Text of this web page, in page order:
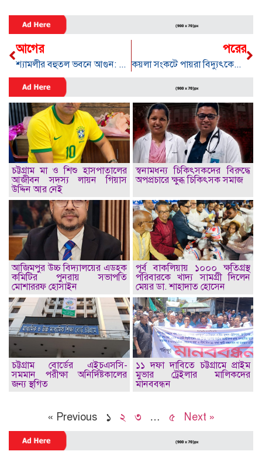
আগের
শ্যামলীর বহুতল ভবনে আগুন: নিয়ন্ত্রণে ১৩ ইউনিট
পরের
কয়লা সংকটে পায়রা বিদ্যুৎকেন্দ্রের উৎপাদন বন্ধ
চট্টগ্রাম মা ও শিশু হাসপাতালের
আজীবন সদস্য লায়ন গিয়াস
উদ্দিন আর নেই
স্বনামধন্য চিকিৎসকদের বিরুদ্ধে
অপপ্রচারে ক্ষুব্ধ চিকিৎসক সমাজ
আজিমপুর উচ্চ বিদ্যালয়ের এডহক
কমিটির পুনরায় সভাপতি
মোশাররফ হোসাইন
পূর্ব বাকলিয়ায় ১০০০ ক্ষতিগ্রস্থ
পরিবারকে খাদ্য সামগ্রী দিলেন
মেয়র ডা. শাহাদাত হোসেন
চট্টগ্রাম বোর্ডের এইচএসসি-
সমমান পরীক্ষা অনির্দিষ্টকালের
জন্য স্থগিত
১১ দফা দাবিতে চট্টগ্রামে প্রাইম
মুভার ট্রেইলার মালিকদের
মানববন্ধন
« Previous ১ ২ ৩ … ৫ Next »